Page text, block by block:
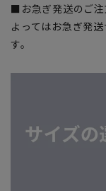
■お急ぎ発送のご注
よってはお急ぎ発
す。